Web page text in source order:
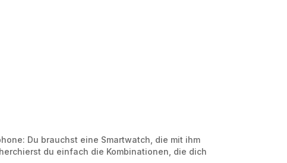
Du brauchst eine Smartwatch, die mit ihm
du einfach die Kombinationen, die dich